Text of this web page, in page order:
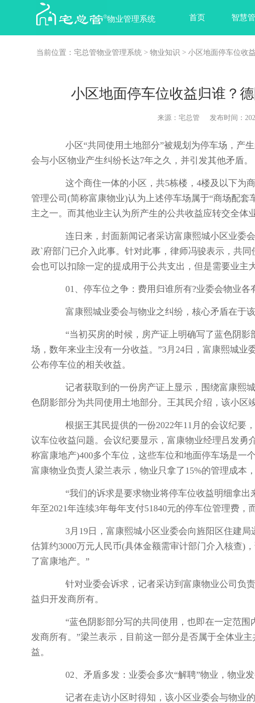
物业管理系统 首页 智慧
当前位置： 宅总管物业管理系统 > 物业知识 > 小区地面停车位收
小区地面停车位收益归谁？
来源：宅总管 发布时间：
小区“共同使用土地部分”被规划为停车场，产生
会与小区物业产生纠纷长达7年之久，并引发其他矛盾。
这个商住一体的小区，共5栋楼，4楼及以下为商
管理公司(简称富康物业)认为上述停车场属于“商场配
主之一。而其他业主认为所产生的公共收益应转交全体
连日来，封面新闻记者采访富康熙城小区业委会
政`府部门已介入此事。针对此事，律师冯骏表示，共
会也可以扣除一定的提成用于公共支出，但是需要业主
01、停车位之争：费用归谁所有?业委会物业各
富康熙城业委会与物业之纠纷，核心矛盾在于该
“当初买房的时候，房产证上明确写了蓝色阴影
场，数年来业主没有一分收益。”3月24日，富康熙城
公布停车位的相关收益。
记者获取到的一份房产证上显示，围绕富康熙城
色阴影部分为共同使用土地部分。王其民介绍，该小区
根据王其民提供的一份2022年11月的会议纪要
议车位收益问题。会议纪要显示，富康物业经理吕发
称富康地产)400多个车位，这些车位和地面停车场是一
富康物业负责人梁兰表示，物业只拿了15%的管理成本
“我们的诉求是要求物业将停车位收益明细拿出
年至2021年连续3年每年支付51840元的停车位管理费，
3月19日，富康熙城小区业委会向旌阳区住建局
估算约3000万元人民币(具体金额需审计部门介入核查)
了富康地产。”
针对业委会诉求，记者采访到富康物业公司负责
益归开发商所有。
“蓝色阴影部分写的共同使用，也即在一定范围
发商所有。”梁兰表示，目前这一部分是否属于全体业
益。
02、矛盾多发：业委会多次“解聘”物业，物业发
记者在走访小区时得知，该小区业委会与物业的